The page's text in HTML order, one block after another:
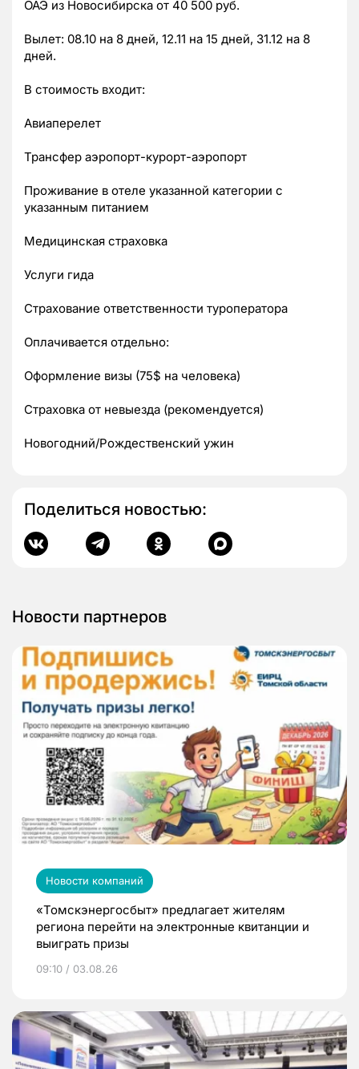
ОАЭ из Новосибирска от 40 500 руб.
Вылет: 08.10 на 8 дней, 12.11 на 15 дней, 31.12 на 8
дней.
В стоимость входит:
Авиаперелет
Трансфер аэропорт-курорт-аэропорт
Проживание в отеле указанной категории с
указанным питанием
Медицинская страховка
Услуги гида
Страхование ответственности туроператора
Оплачивается отдельно:
Оформление визы (75$ на человека)
Страховка от невыезда (рекомендуется)
Новогодний/Рождественский ужин
Поделиться новостью:
Новости партнеров
Новости компаний
«Томскэнергосбыт» предлагает жителям
региона перейти на электронные квитанции и
выиграть призы
09:10 / 03.08.26